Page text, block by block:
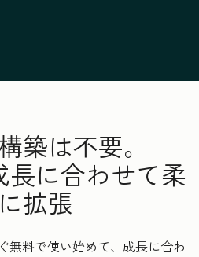
築は不要。
長に合わせて柔
拡張
無料で使い始めて、成長に合わ